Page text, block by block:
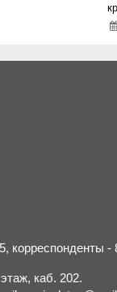
каб. 202.